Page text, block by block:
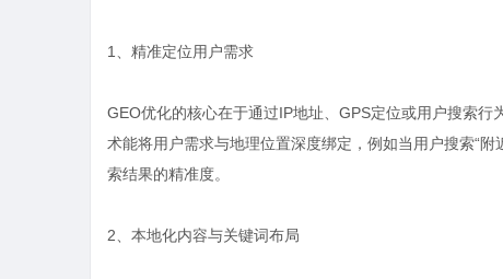
1、精准定位用户需求
GEO优化的核心在于通过IP地址、GPS定位或用户搜索
术能将用户需求与地理位置深度绑定，例如当用户搜索“
索结果的精准度。
2、本地化内容与关键词布局